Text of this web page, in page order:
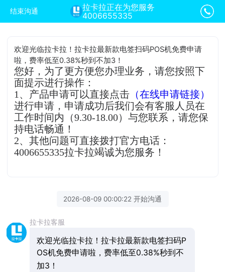
结束沟通
拉卡拉正在为您服务
4006655335
欢迎光临拉卡拉！拉卡拉最新款电签扫码POS机免费申请
啦，费率低至0.38%秒到不加3！
您好，为了更方便您办理业务，请您按照下
面提示进行操作：
1、产品申请可以直接点击 （在线申请链接）
进行申请，申请成功后我们会有客服人员在
工作时间内（9.30-18.00）与您联系，请您保
持电话畅通！
2、其他问题可直接拨打官方电话：
4006655335拉卡拉竭诚为您服务！
2026-08-09 00:00:22 开始沟通
拉卡拉客服
欢迎光临拉卡拉！拉卡拉最新款电签扫码P
OS机免费申请啦，费率低至0.38%秒到不
加3！